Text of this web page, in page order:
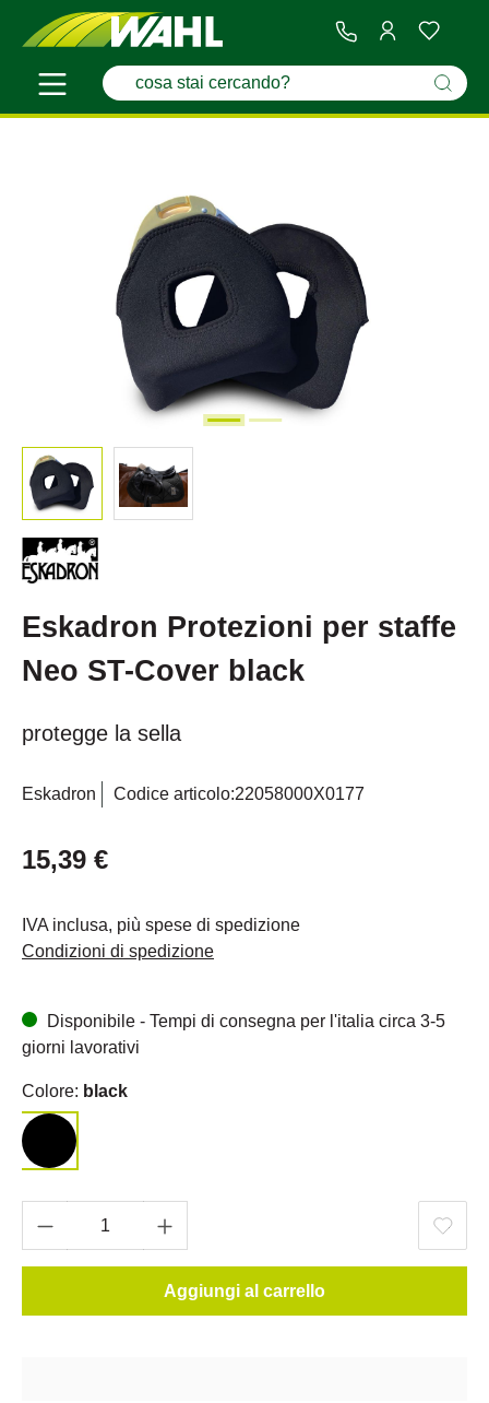
Eskadron Protezioni per staffe
Neo ST-Cover black
protegge la sella
Eskadron Codice articolo:22058000X0177
15,39 €
IVA inclusa, più spese di spedizione
Condizioni di spedizione
Disponibile - Tempi di consegna per l'italia circa 3-5
giorni lavorativi
Colore: black
Aggiungi al carrello